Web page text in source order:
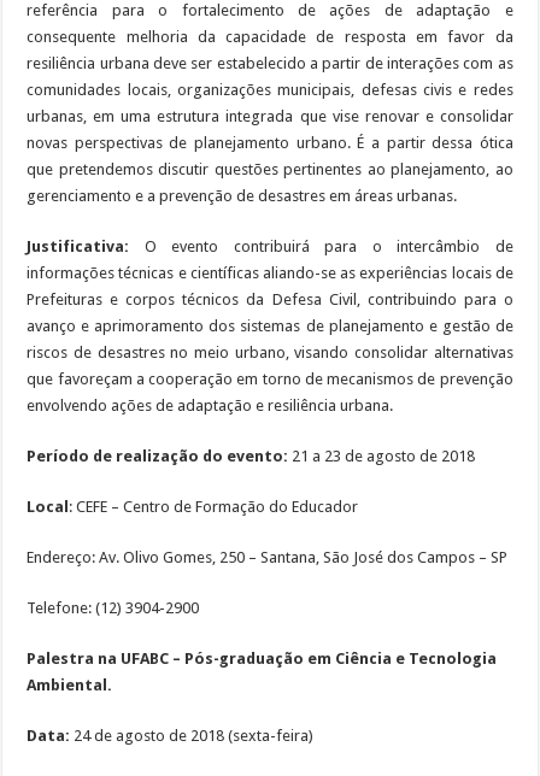
referência para o fortalecimento de ações de adaptação e
consequente melhoria da capacidade de resposta em favor da
resiliência urbana deve ser estabelecido a partir de interações com as
comunidades locais, organizações municipais, defesas civis e redes
urbanas, em uma estrutura integrada que vise renovar e consolidar
novas perspectivas de planejamento urbano. É a partir dessa ótica
que pretendemos discutir questões pertinentes ao planejamento, ao
gerenciamento e a prevenção de desastres em áreas urbanas.
Justificativa: O evento contribuirá para o intercâmbio de
informações técnicas e científicas aliando-se as experiências locais de
Prefeituras e corpos técnicos da Defesa Civil, contribuindo para o
avanço e aprimoramento dos sistemas de planejamento e gestão de
riscos de desastres no meio urbano, visando consolidar alternativas
que favoreçam a cooperação em torno de mecanismos de prevenção
envolvendo ações de adaptação e resiliência urbana.
Período de realização do evento: 21 a 23 de agosto de 2018
Local : CEFE – Centro de Formação do Educador
Endereço: Av. Olivo Gomes, 250 – Santana, São José dos Campos – SP
Telefone: (12) 3904-2900
Palestra na UFABC – Pós-graduação em Ciência e Tecnologia
Ambiental.
Data: 24 de agosto de 2018 (sexta-feira)